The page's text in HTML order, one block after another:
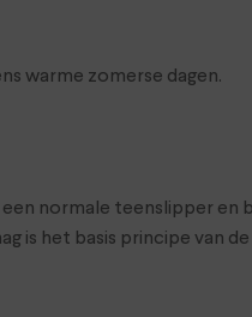
warme zomerse dagen.
normale teenslipper
is het basis principe van